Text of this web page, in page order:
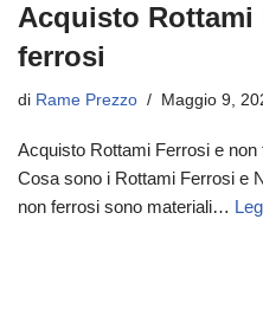
Acquisto Rottami
ferrosi
di Rame Prezzo Maggio 9,
Acquisto Rottami Ferrosi e
Cosa sono i Rottami Ferrosi e
non ferrosi sono materiali…